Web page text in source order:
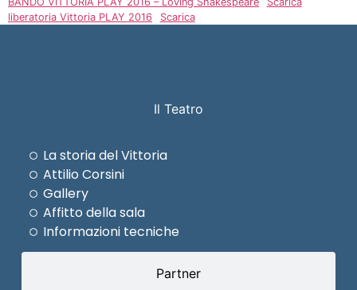
liberatoria Vittoria PLAY 2016
Scarica
Il Teatro
Partner
La storia del Vittoria
Attilio Corsini
Gallery
Affitto della sala
Informazioni tecniche